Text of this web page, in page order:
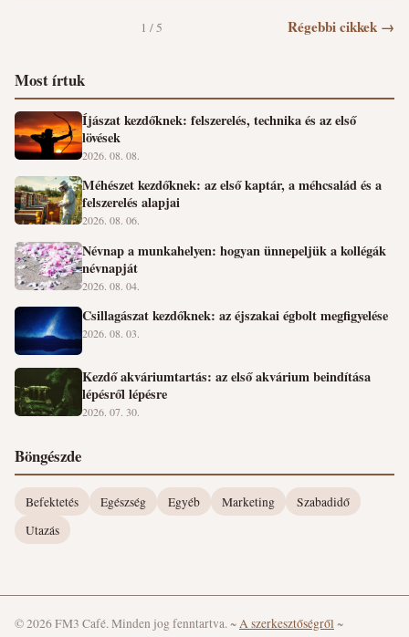
1 / 5 Régebbi cikkek →
Most írtuk
Íjászat kezdőknek: felszerelés, technika és az első
lövések
2026. 08. 08.
Méhészet kezdőknek: az első kaptár, a méhcsalád és a
felszerelés alapjai
2026. 08. 06.
Névnap a munkahelyen: hogyan ünnepeljük a kollégák
névnapját
2026. 08. 04.
Csillagászat kezdőknek: az éjszakai égbolt megfigyelése
2026. 08. 03.
Kezdő akváriumtartás: az első akvárium beindítása
lépésről lépésre
2026. 07. 30.
Böngészde
Befektetés Egészség Egyéb Marketing
Szabadidő
Utazás
© 2026 FM3 Café. Minden jog fenntartva. ~A szerkesztőségről ~